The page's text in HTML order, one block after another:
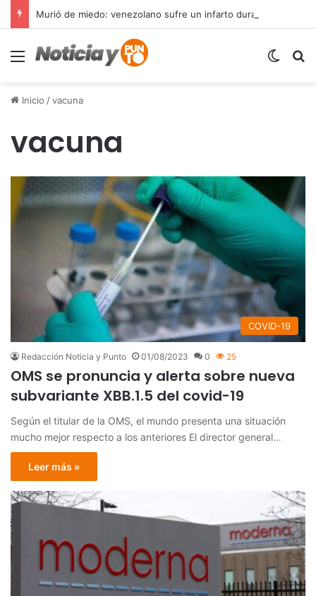
Menú
Inicio /vacuna
vacuna
COVID-19
Redacción Noticia y Punto 01/08/2023 0 25
OMS se pronuncia y alerta sobre nueva
subvariante XBB.1.5 del covid-19
Según el titular de la OMS, el mundo presenta una situación
mucho mejor respecto a los anteriores El director general…
Leer más »